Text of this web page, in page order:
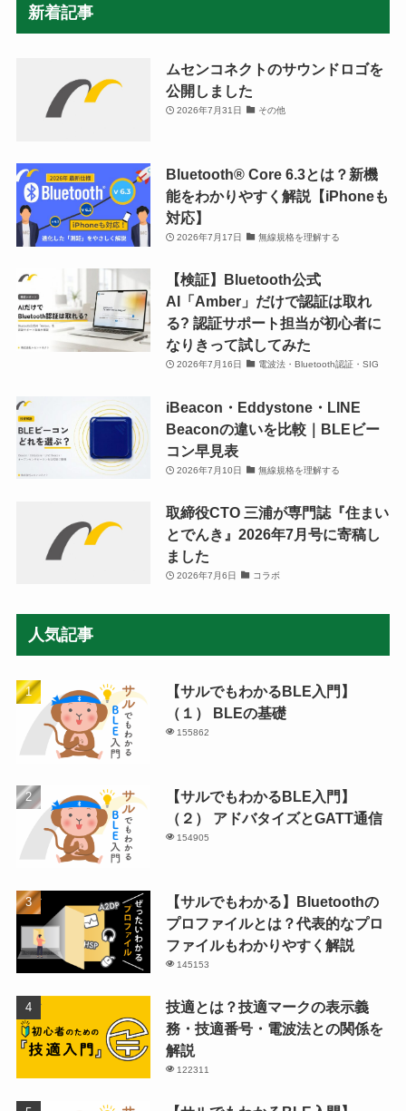
新着記事
ムセンコネクトのサウンドロゴを
公開しました
2026年7月31日 その他
Bluetooth®︎ Core 6.3とは？新機
能をわかりやすく解説【iPhoneも
対応】
2026年7月17日 無線規格を理解する
【検証】Bluetooth公式
AI「Amber」だけで認証は取れ
る? 認証サポート担当が初心者に
なりきって試してみた
2026年7月16日 電波法・Bluetooth認証・SIG
iBeacon・Eddystone・LINE
Beaconの違いを比較｜BLEビー
コン早見表
2026年7月10日 無線規格を理解する
取締役CTO 三浦が専門誌『住まい
とでんき』2026年7月号に寄稿し
ました
2026年7月6日 コラボ
人気記事
【サルでもわかるBLE入門】
（１） BLEの基礎
155862
【サルでもわかるBLE入門】
（２） アドバタイズとGATT通信
154905
【サルでもわかる】Bluetoothの
プロファイルとは？代表的なプロ
ファイルもわかりやすく解説
145153
技適とは？技適マークの表示義
務・技適番号・電波法との関係を
解説
122311